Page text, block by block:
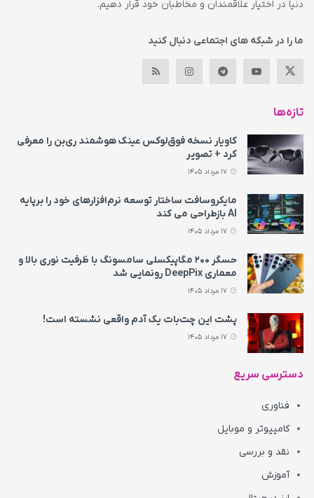
دنیا در اختیار علاقمندان و مخاطبان خود قرار دهیم.
ما را در شبکه های اجتماعی دنبال کنید
تازه‌ها
کاویار نسخه فوق‌لوکس عینک هوشمند ری‌بن را معرفی
کرد + تصویر
مایکروسافت ساختار توسعه نرم‌افزارهای خود را برپایه
AI بازطراحی می‌ کند
حسگر ۲۰۰ مگاپیکسلی سامسونگ با ظرفیت نوری بالا و
معماری DeepPix رونمایی شد
پشت این چت‌بات یک آدم واقعی نشسته است!
دسترسی سریع
فناوری
کامپیوتر و موبایل
نقد و بررسی
آموزش